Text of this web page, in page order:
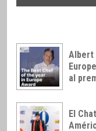
Albert
al
El